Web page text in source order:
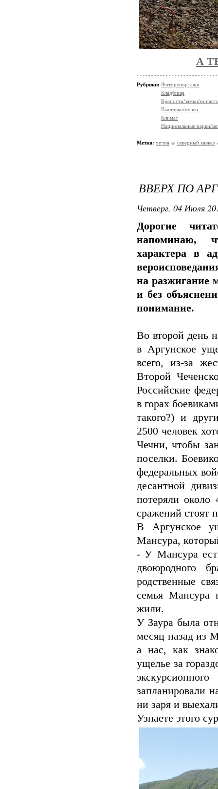
А
Рубрики: Фоторепортажи
Кладбища
Крепости/замки/
Выставки/музеи
Климат
Национальные парки/
Метки: чечня северный кавказ
ВВЕРХ ПО
Четверг, 04 Июля
Дорогие
напоминаю,
характера в
на разжигание
и без
понимание.
Во второй день
в Аргунское
всего, из-за
Второй
Российские
в горах
такого?) и
2500 человек
Чечни, чтобы
поселки.
федеральных
десантной
потеряли
сражений стоят
В Аргунское
Мансура,
- У Мансура
двоюродного
родственные
семья Мансура
жили.
У Заура была
месяц назад из
а нас, как
ущелье за
запланировали
ни заря и
Узнаете этого